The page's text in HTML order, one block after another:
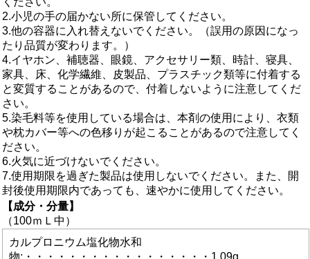
2.小児の手の届かない所に保管してください。
3.他の容器に入れ替えないでください。（誤用の原因になっ
たり品質が変わります。）
4.イヤホン、補聴器、眼鏡、アクセサリー類、時計、寝具、
家具、床、化学繊維、皮製品、プラスチック類等に付着する
と変質することがあるので、付着しないように注意してくだ
さい。
5.染毛料等を使用している場合は、本剤の使用により、衣類
や枕カバー等への色移りが起こることがあるので注意してく
ださい。
6.火気に近づけないでください。
7.使用期限を過ぎた製品は使用しないでください。また、開
封後使用期限内であっても、速やかに使用してください。
【成分・分量】
（100ｍＬ中）
カルプロニウム塩化物水和
物:・・・・・・・・・・・・・・・・・1.09g